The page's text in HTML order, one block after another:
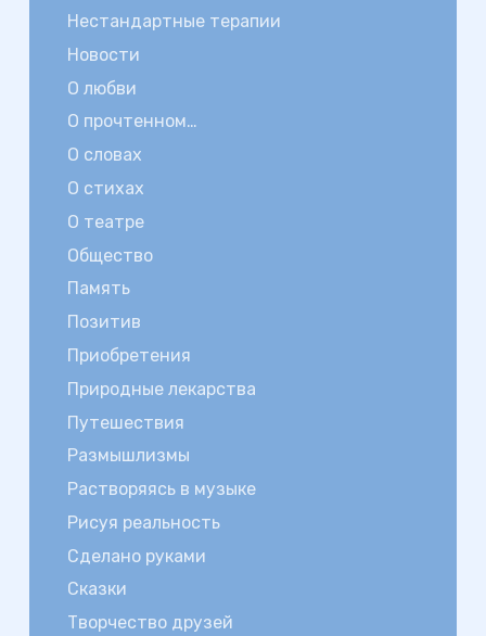
Нестандартные терапии
Новости
О любви
О прочтенном…
О словах
О стихах
О театре
Общество
Память
Позитив
Приобретения
Природные лекарства
Путешествия
Размышлизмы
Растворяясь в музыке
Рисуя реальность
Сделано руками
Сказки
Творчество друзей